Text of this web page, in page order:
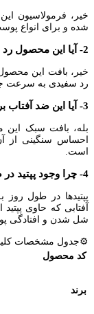
شده و برای انواع
2- آیا این محصول رد سفیدی روی پوست میگذارد؟
خیر، بافت این
رد سفیدی به سرعت
3- آیا این ضد آفتاب برای پوست های چرب مناسب است؟
بله، بافت سبک
است.
4- چرا وجود پپتید در ضد آفتاب مهم است؟
پپتیدها در طول روز
آفتابی که حاوی
شل شدن و افتادگی
⚙️جدول مشخصات
کد محصول
برند